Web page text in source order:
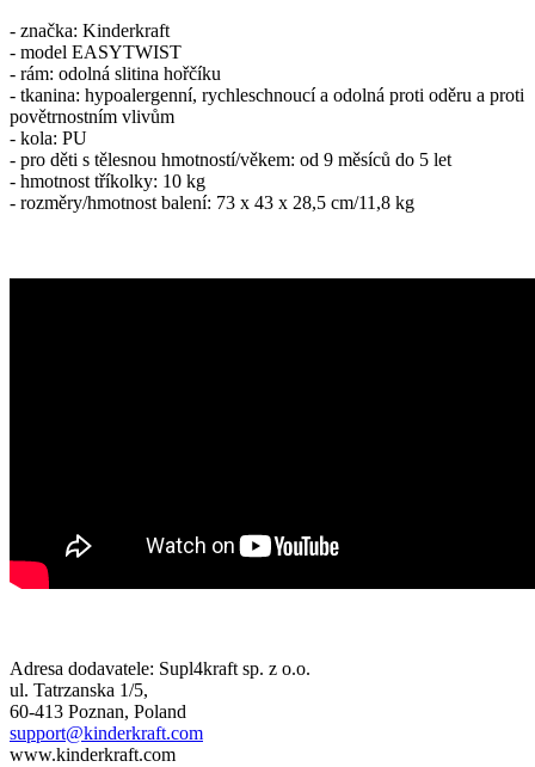
- značka: Kinderkraft
- model EASYTWIST
- rám: odolná slitina hořčíku
- tkanina: hypoalergenní, rychleschnoucí a odolná proti oděru a proti
povětrnostním vlivům
- kola: PU
- pro děti s tělesnou hmotností/věkem: od 9 měsíců do 5 let
- hmotnost tříkolky: 10 kg
- rozměry/hmotnost balení: 73 x 43 x 28,5 cm/11,8 kg
Adresa dodavatele: Supl4kraft sp. z o.o.
ul. Tatrzanska 1/5,
60-413 Poznan, Poland
support@kinderkraft.com
www.kinderkraft.com